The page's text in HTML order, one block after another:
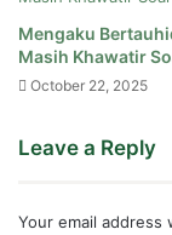
Mengaku
Masih Khawatir
October 22, 2025
Leave a Reply
Your email address